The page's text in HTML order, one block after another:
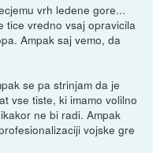
vrh ledene gore...
tice vredno vsaj opravicila
Ampak saj vemo, da
se pa strinjam da je
vse tiste, ki imamo volilno
ne bi radi. Ampak
vojske gre